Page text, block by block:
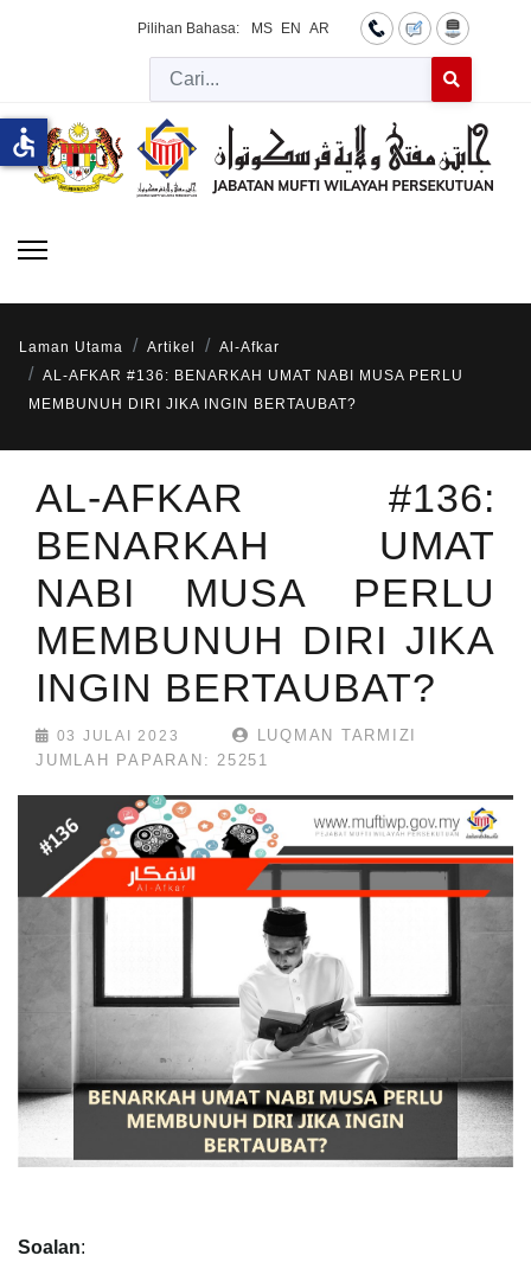
Pilihan Bahasa: MS EN AR
Cari
Laman Utama Artikel
Al-Afkar
AL-AFKAR #136: BENARKAH UMAT NABI MUSA PERLU
MEMBUNUH DIRI JIKA INGIN BERTAUBAT?
AL-AFKAR #136:
BENARKAH UMAT
NABI MUSA PERLU
MEMBUNUH DIRI JIKA
INGIN BERTAUBAT?
03 JULAI 2023
LUQMAN TARMIZI
JUMLAH PAPARAN: 25251
Soalan:
accessible